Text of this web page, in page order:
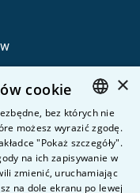
POLISH
ENGLISH
×
cookie
bez których nie
możesz wyrazić zgodę.
"Pokaż szczegóły".
na ich zapisywanie w
zmienić, uruchamiając
na dole ekranu po lewej